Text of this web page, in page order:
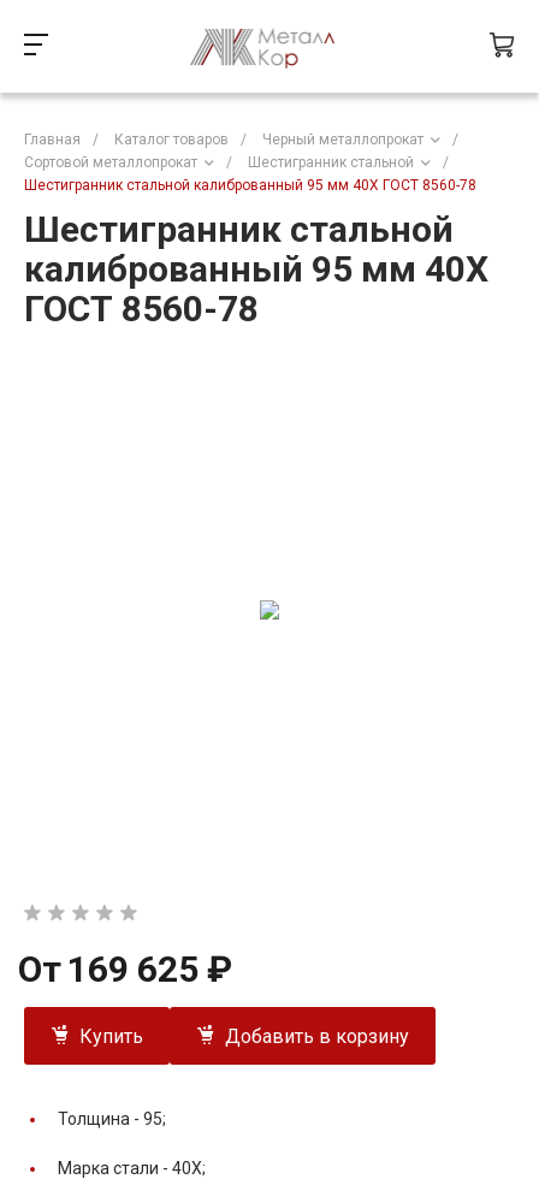
Главная / Каталог товаров / Черный металлопрокат
/
Сортовой металлопрокат
/ Шестигранник стальной
/
Шестигранник стальной калиброванный 95 мм 40Х ГОСТ 8560-78
Шестигранник стальной
калиброванный 95 мм 40Х
ГОСТ 8560-78
От 169 625 ₽
Купить Добавить в корзину
Толщина - 95;
Марка стали - 40Х;